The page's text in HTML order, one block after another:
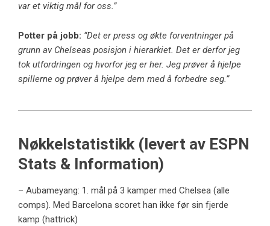
var et viktig mål for oss.”
Potter på jobb: “Det er press og økte forventninger på
grunn av Chelseas posisjon i hierarkiet. Det er derfor jeg
tok utfordringen og hvorfor jeg er her. Jeg prøver å hjelpe
spillerne og prøver å hjelpe dem med å forbedre seg.”
Nøkkelstatistikk (levert av ESPN
Stats & Information)
– Aubameyang: 1. mål på 3 kamper med Chelsea (alle
comps). Med Barcelona scoret han ikke før sin fjerde
kamp (hattrick)